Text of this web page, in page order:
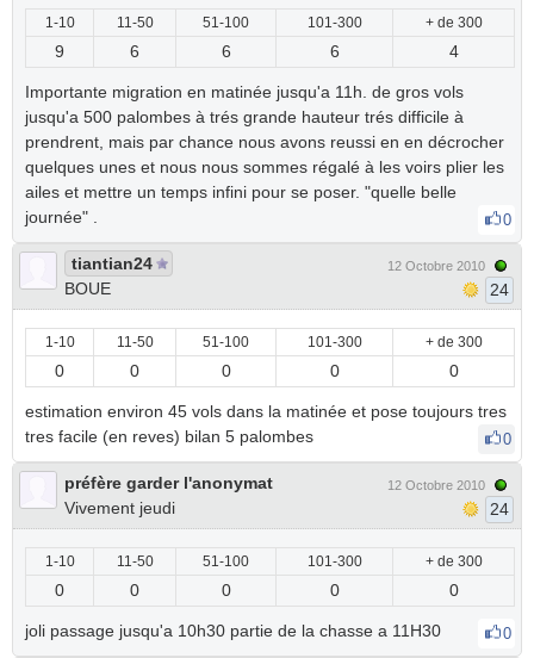
1-10 11-50 51-100 101-300 + de 300
9 6 6 6 4
Importante migration en matinée jusqu'a 11h. de gros vols
jusqu'a 500 palombes à trés grande hauteur trés difficile à
prendrent, mais par chance nous avons reussi en en décrocher
quelques unes et nous nous sommes régalé à les voirs plier les
ailes et mettre un temps infini pour se poser. "quelle belle
journée" .
0
tiantian24
BOUE
12 Octobre 2010
24
1-10 11-50 51-100 101-300 + de 300
0 0 0 0 0
estimation environ 45 vols dans la matinée et pose toujours tres
tres facile (en reves) bilan 5 palombes
0
préfère garder l'anonymat
Vivement jeudi
12 Octobre 2010
24
1-10 11-50 51-100 101-300 + de 300
0 0 0 0 0
joli passage jusqu'a 10h30 partie de la chasse a 11H30 0